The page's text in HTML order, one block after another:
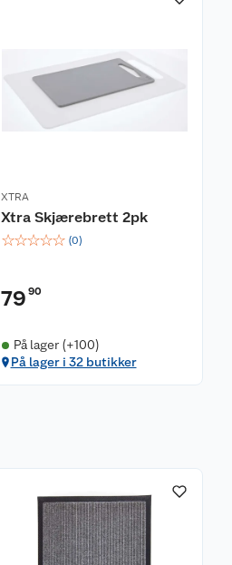
XTRA
Xtra Skjærebrett 2pk
☆☆☆☆☆ (0)
79 90
På lager (+100)
På lager i 32 butikker